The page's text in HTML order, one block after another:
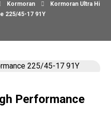
Kormoran
Kormoran Ultra Hi
225/45-17 91Y
Performance